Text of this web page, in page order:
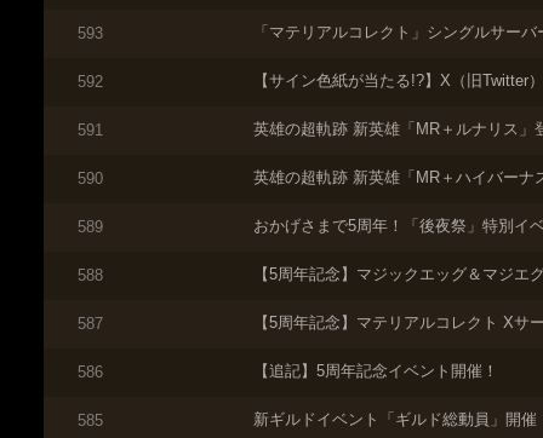
593 「マテリアルコレクト」シングルサーバ
592 【サイン色紙が当たる!?】X（旧Twitter
591 英雄の超軌跡 新英雄「MR＋ルナリス」
590 英雄の超軌跡 新英雄「MR＋ハイバーナ
589 おかげさまで5周年！「後夜祭」特別イ
588 【5周年記念】マジックエッグ＆マジエ
587 【5周年記念】マテリアルコレクト Xサ
586 【追記】5周年記念イベント開催！
585 新ギルドイベント「ギルド総動員」開催